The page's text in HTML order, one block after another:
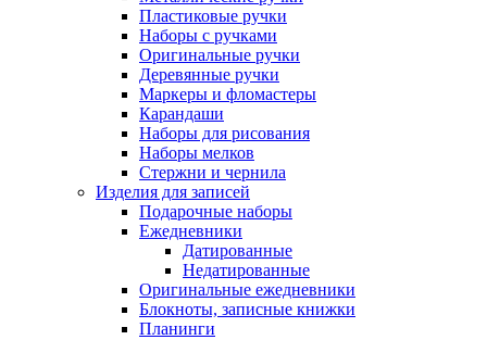
Пластиковые ручки
Наборы с ручками
Оригинальные ручки
Деревянные ручки
Маркеры и фломастеры
Карандаши
Наборы для рисования
Наборы мелков
Стержни и чернила
Изделия для записей
Подарочные наборы
Ежедневники
Датированные
Недатированные
Оригинальные ежедневники
Блокноты, записные книжки
Планинги